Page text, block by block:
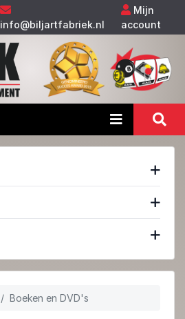
info@biljartfabriek.nl
Mijn
account
Boeken en DVD's